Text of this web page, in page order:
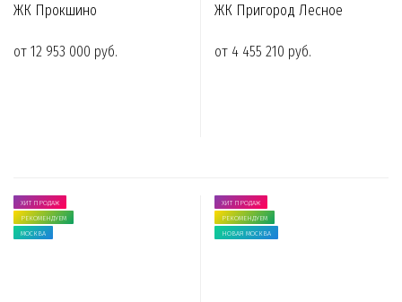
ЖК Прокшино
от 12 953 000 руб.
ЖК Пригород Лесное
от 4 455 210 руб.
ХИТ ПРОДАЖ
РЕКОМЕНДУЕМ
МОСКВА
ХИТ ПРОДАЖ
РЕКОМЕНДУЕМ
НОВАЯ МОСКВА